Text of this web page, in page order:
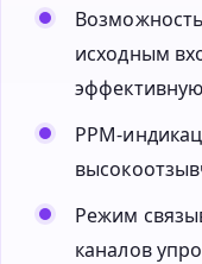
исходным
PPM-
Режим
каналов